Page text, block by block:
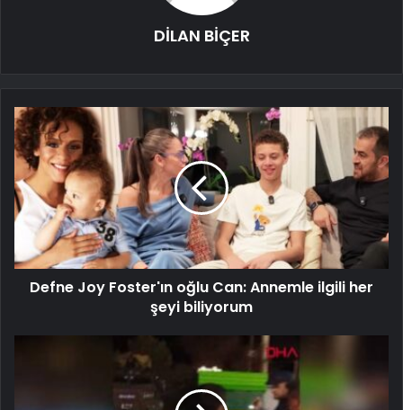
DİLAN BİÇER
Defne Joy Foster'ın oğlu Can: Annemle ilgili her
şeyi biliyorum